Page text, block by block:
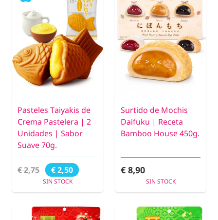
Pasteles Taiyakis de
Crema Pastelera | 2
Unidades | Sabor
Suave 70g.
€ 2,75 € 2,50
SIN STOCK
Surtido de Mochis
Daifuku | Receta
Bamboo House 450g.
€ 8,90
SIN STOCK